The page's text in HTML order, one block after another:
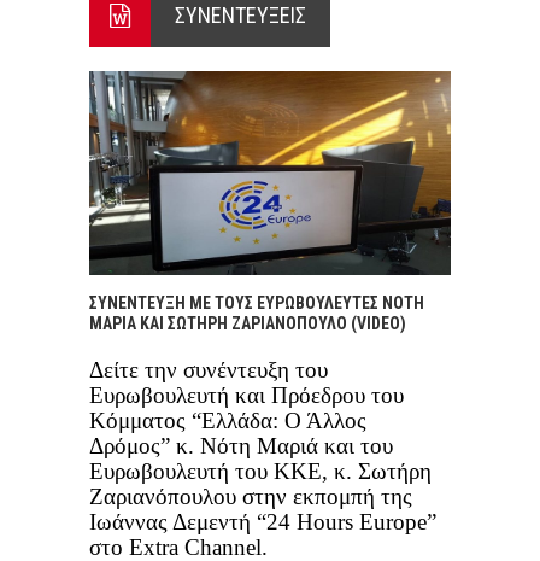
ΣΥΝΕΝΤΕΥΞΕΙΣ
ΣΥΝΈΝΤΕΥΞΗ ΜΕ ΤΟΥΣ ΕΥΡΩΒΟΥΛΕΥΤΈΣ ΝΌΤΗ
ΜΑΡΙΆ ΚΑΙ ΣΩΤΉΡΗ ΖΑΡΙΑΝΌΠΟΥΛΟ (VIDEO)
Δείτε την συνέντευξη του
Ευρωβουλευτή και Πρόεδρου του
Kόμματος “Ελλάδα: Ο Άλλος
Δρόμος” κ. Νότη Μαριά και του
Ευρωβουλευτή του ΚΚΕ, κ. Σωτήρη
Ζαριανόπουλου στην εκπομπή της
Ιωάννας Δεμεντή “24 Hours Europe”
στο Extra Channel.